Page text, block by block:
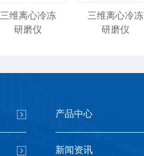
三维离心冷冻
研磨仪
三维离心冷冻
研磨仪
全自动浸入式
冻台冷冻研磨
产品中心
新闻资讯